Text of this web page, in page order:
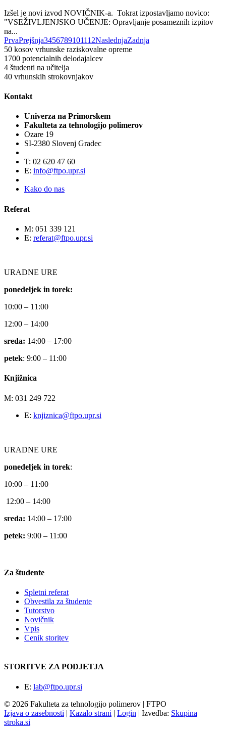
Izšel je novi izvod NOVIČNIK-a. Tokrat izpostavljamo novico:
"VSEŽIVLJENJSKO UČENJE: Opravljanje posameznih izpitov
na...
PrvaPrejšnja3456789101112NaslednjaZadnja
50 kosov vrhunske raziskovalne opreme
1700 potencialnih delodajalcev
4 študenti na učitelja
40 vrhunskih strokovnjakov
Kontakt
Univerza na Primorskem
Fakulteta za tehnologijo polimerov
Ozare 19
SI-2380 Slovenj Gradec
T: 02 620 47 60
E: info@ftpo.upr.si
Kako do nas
Referat
M: 051 339 121
E: referat@ftpo.upr.si
URADNE URE
ponedeljek in torek:
10:00 – 11:00
12:00 – 14:00
sreda: 14:00 – 17:00
petek: 9:00 – 11:00
Knjižnica
M: 031 249 722
E: knjiznica@ftpo.upr.si
URADNE URE
ponedeljek in torek:
10:00 – 11:00
12:00 – 14:00
sreda: 14:00 – 17:00
petek: 9:00 – 11:00
Za študente
Spletni referat
Obvestila za študente
Tutorstvo
Novičnik
Vpis
Cenik storitev
STORITVE ZA PODJETJA
E: lab@ftpo.upr.si
© 2026 Fakulteta za tehnologijo polimerov | FTPO
Izjava o zasebnosti | Kazalo strani | Login | Izvedba: Skupina
stroka.si